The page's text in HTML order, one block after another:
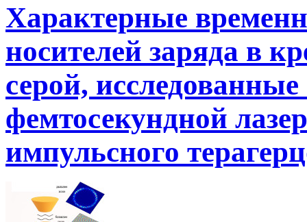
Характерные
носителей заряда в
серой,
фемтосекундной
импульсного